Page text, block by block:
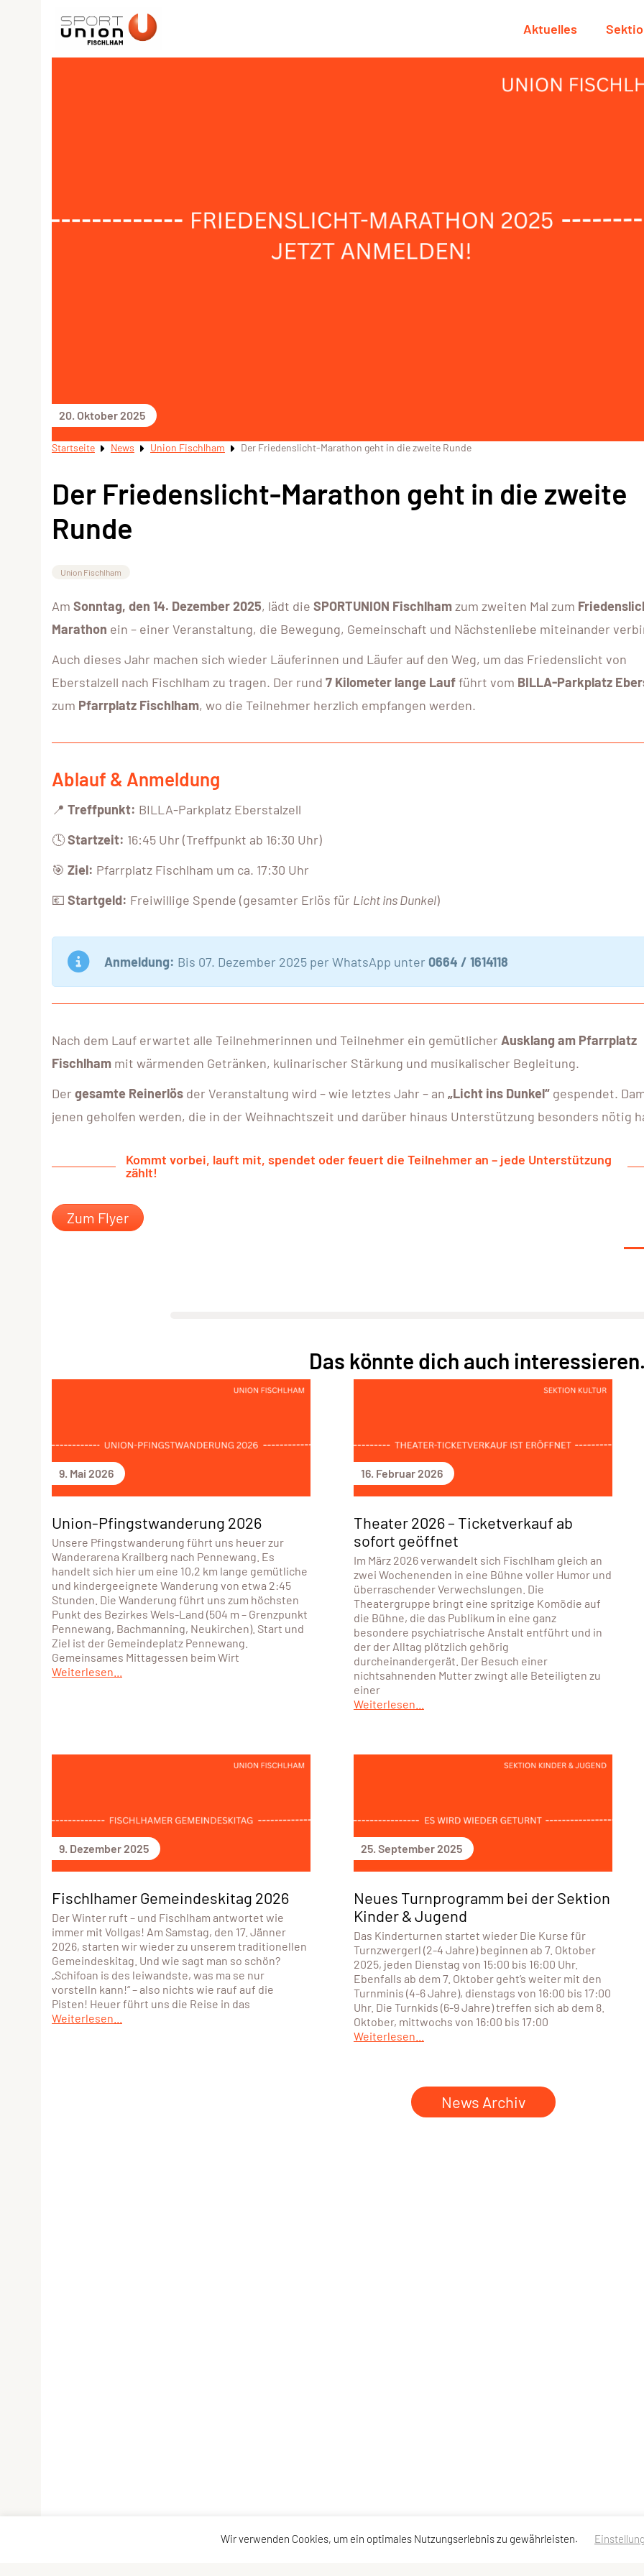
Aktuelles
20. Oktober 2025
Startseite News Union Fischlham Der Friedenslicht-Marathon geht in die zweite Runde
Der Friedenslicht-Marathon geht in die zweite
Runde
Union Fischlham
Am Sonntag, den 14. Dezember 2025, lädt die SPORTUNION Fischlhamzum zweiten Mal zum
Marathon ein – einer Veranstaltung, die Bewegung, Gemeinschaft und Nächstenliebe miteinander
Auch dieses Jahr machen sich wieder Läuferinnen und Läufer auf den Weg, um das Friedenslicht von
Eberstalzell nach Fischlham zu tragen. Der rund 7 Kilometer lange Laufführt vom BILLA-Parkplatz
zum Pfarrplatz Fischlham, wo die Teilnehmer herzlich empfangen werden.
Ablauf & Anmeldung
📍 Treffpunkt: BILLA-Parkplatz Eberstalzell
🕓Startzeit: 16:45 Uhr (Treffpunkt ab 16:30 Uhr)
🎯 Ziel: Pfarrplatz Fischlham um ca. 17:30 Uhr
💶 Startgeld: Freiwillige Spende (gesamter Erlös für Licht ins Dunkel)
Anmeldung: Bis 07. Dezember 2025 per WhatsApp unter 0664 / 1614118
Nach dem Lauf erwartet alle Teilnehmerinnen und Teilnehmer ein gemütlicher Ausklang am Pfarrplatz
Fischlham mit wärmenden Getränken, kulinarischer Stärkung und musikalischer Begleitung.
Der gesamte Reinerlös der Veranstaltung wird – wie letztes Jahr – an „Licht ins Dunkel“ gespendet.
jenen geholfen werden, die in der Weihnachtszeit und darüber hinaus Unterstützung besonders nötig
Kommt vorbei, lauft mit, spendet oder feuert die Teilnehmer an – jede Unterstützung
zählt!
Zum Flyer
Das könnte dich auch
9. Mai 2026
Union-Pfingstwanderung 2026
Unsere Pfingstwanderung führt uns heuer zur
Wanderarena Krailberg nach Pennewang. Es
handelt sich hier um eine 10,2 km lange gemütliche
und kindergeeignete Wanderung von etwa 2:45
Stunden. Die Wanderung führt uns zum höchsten
Punkt des Bezirkes Wels-Land (504 m – Grenzpunkt
Pennewang, Bachmanning, Neukirchen). Start und
Ziel ist der Gemeindeplatz Pennewang.
Gemeinsames Mittagessen beim Wirt
Weiterlesen...
16. Februar 2026
Theater 2026 – Ticketverkauf ab
sofort geöffnet
Im März 2026 verwandelt sich Fischlham gleich an
zwei Wochenenden in eine Bühne voller Humor und
überraschender Verwechslungen. Die
Theatergruppe bringt eine spritzige Komödie auf
die Bühne, die das Publikum in eine ganz
besondere psychiatrische Anstalt entführt und in
der der Alltag plötzlich gehörig
durcheinandergerät. Der Besuch einer
nichtsahnenden Mutter zwingt alle Beteiligten zu
einer
Weiterlesen...
9. Dezember 2025
Fischlhamer Gemeindeskitag 2026
Der Winter ruft – und Fischlham antwortet wie
immer mit Vollgas! Am Samstag, den 17. Jänner
2026, starten wir wieder zu unserem traditionellen
Gemeindeskitag. Und wie sagt man so schön?
„Schifoan is des leiwandste, was ma se nur
vorstelln kann!“ – also nichts wie rauf auf die
Pisten! Heuer führt uns die Reise in das
Weiterlesen...
25. September 2025
Neues Turnprogramm bei der Sektion
Kinder & Jugend
Das Kinderturnen startet wieder Die Kurse für
Turnzwergerl (2-4 Jahre) beginnen ab 7. Oktober
2025, jeden Dienstag von 15:00 bis 16:00 Uhr.
Ebenfalls ab dem 7. Oktober geht’s weiter mit den
Turnminis (4-6 Jahre), dienstags von 16:00 bis 17:00
Uhr. Die Turnkids (6-9 Jahre) treffen sich ab dem 8.
Oktober, mittwochs von 16:00 bis 17:00
Weiterlesen...
News Archiv
Wir verwenden Cookies, um ein optimales Nutzungserlebnis zu gewährleisten.